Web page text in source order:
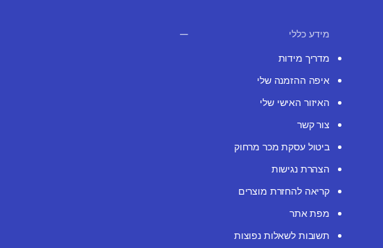
מידע כללי
מדריך מידות
איפה ההזמנה שלי
האיזור האישי שלי
צור קשר
ביטול עסקת מכר מרחוק
הצהרת נגישות
קריאה להחזרת מוצרים
מפת אתר
תשובות לשאלות נפוצות